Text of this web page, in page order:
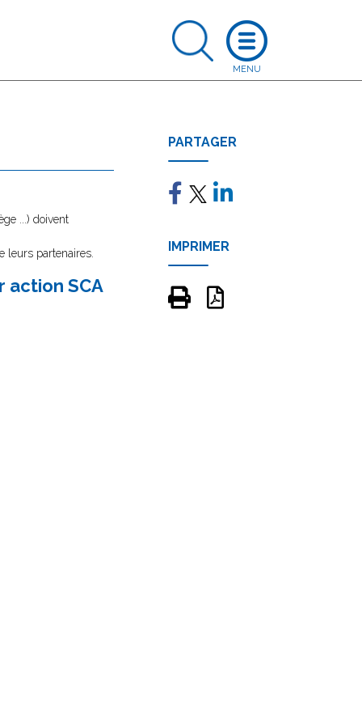
...) doivent
leurs partenaires.
SCA
PARTAGER
IMPRIMER